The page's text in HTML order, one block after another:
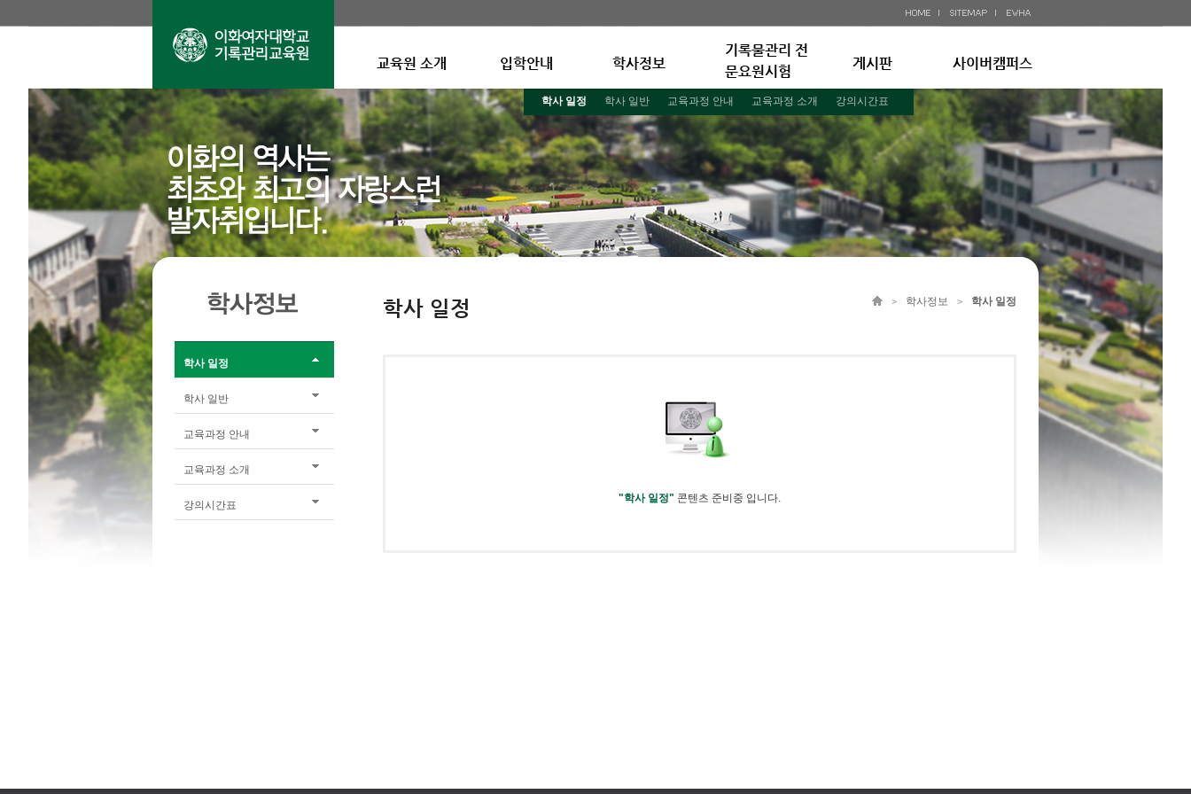
교육원 소개 입학안내 학사정보
학사 일정 학사 일반 교육과정 안내 교육과정 소개 강의시간표
기록물관리 전
문요원시험
게시판 사이버캠퍼스
학사 일정
학사 일반
교육과정 안내
교육과정 소개
강의시간표
"학사 일정" 콘텐츠 준비중 입니다.
학사 일정 > 학사정보 > 학사 일정